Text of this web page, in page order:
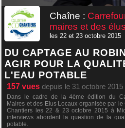
Chaîne :
maires et des
les 22 et 23 octobre 2015
DU CAPTAGE AU
AGIR POUR LA
L'EAU POTABLE
157 vues depuis le 31 octobre 2015
Dans le cadre de la 4ème édition du
Maires et des Elus Locaux organisée par le
Chantiers les 22 & 23 octobre 2015 à
interviews abordent la question de la
potable.